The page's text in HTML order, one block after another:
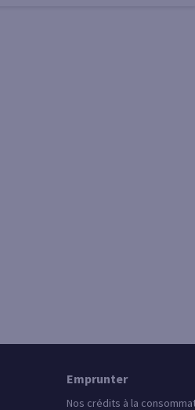
Emprunter
Nos crédits à la